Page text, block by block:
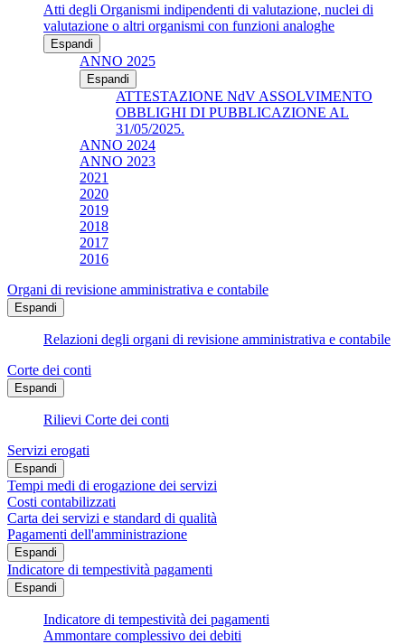
Atti degli Organismi indipendenti di valutazione, nuclei di
valutazione o altri organismi con funzioni analoghe
Espandi
ANNO 2025
Espandi
ATTESTAZIONE NdV ASSOLVIMENTO
OBBLIGHI DI PUBBLICAZIONE AL
31/05/2025.
ANNO 2024
ANNO 2023
2021
2020
2019
2018
2017
2016
Organi di revisione amministrativa e contabile
Espandi
Relazioni degli organi di revisione amministrativa e contabile
Corte dei conti
Espandi
Rilievi Corte dei conti
Servizi erogati
Espandi
Tempi medi di erogazione dei servizi
Costi contabilizzati
Carta dei servizi e standard di qualità
Pagamenti dell'amministrazione
Espandi
Indicatore di tempestività pagamenti
Espandi
Indicatore di tempestività dei pagamenti
Ammontare complessivo dei debiti